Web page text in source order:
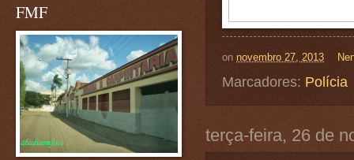
on novembro 27, 2013
Marcadores: Polícia
terça-feira, 26 de
FMF